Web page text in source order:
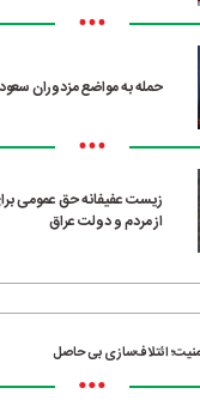
•••
حمله به مواضع مزدوران
•••
زیست عفیفانه حق عمومی
از مردم و دولت عراق
ائتلاف‌سازی بی حاصل
•••